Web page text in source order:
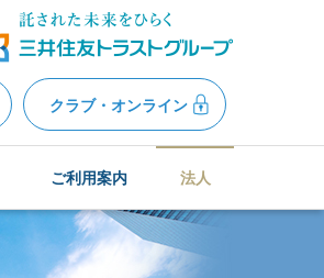
クラブ・オンライン
ご利用案内 法人